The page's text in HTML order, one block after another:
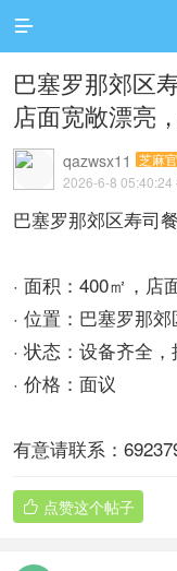

巴塞罗那郊区
店面宽敞漂亮
qazwsx11 芝麻官
2026-6-8 05:40:24
巴塞罗那郊区寿司
· 面积：400㎡，店
· 位置：巴塞罗那
· 状态：设备齐全
· 价格：面议
有意请联系：
 点赞这个帖子